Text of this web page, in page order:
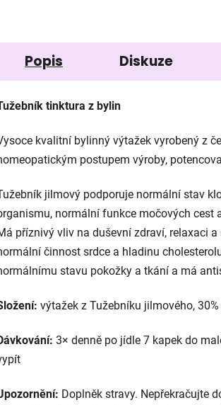
Popis Diskuze
tinktura z bylin
kvalitní bylinný výtažek vyrobený z
postupem výroby,
jilmový podporuje normální stav
normální funkce močových cest
příznivý vliv na duševní zdraví, relaxaci a
činnost srdce a hladinu
stavu pokožky a tkání a má
výtažek z Tužebníku jilmového,
3× denně po jídle 7 kapek do
Doplněk stravy. Nepřekračujte